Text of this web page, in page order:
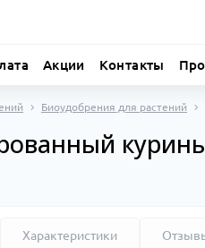
Акции Контакты
Биоудобрения для растений
Характеристики